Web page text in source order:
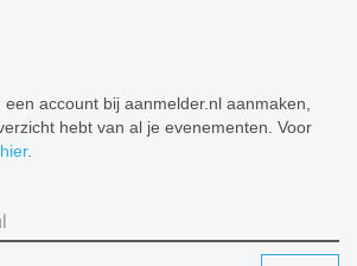
account bij aanmelder.nl aanmaken,
hebt van al je evenementen. Voor
.